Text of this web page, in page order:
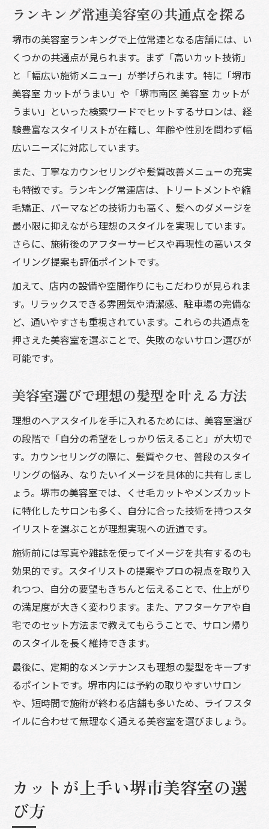
ランキング常連美容室の共通点を探る
堺市の美容室ランキングで上位常連となる店舗には、い
くつかの共通点が見られます。まず「高いカット技術」
と「幅広い施術メニュー」が挙げられます。特に「堺市
美容室 カットがうまい」や「堺市南区 美容室 カットが
うまい」といった検索ワードでヒットするサロンは、経
験豊富なスタイリストが在籍し、年齢や性別を問わず幅
広いニーズに対応しています。
また、丁寧なカウンセリングや髪質改善メニューの充実
も特徴です。ランキング常連店は、トリートメントや縮
毛矯正、パーマなどの技術力も高く、髪へのダメージを
最小限に抑えながら理想のスタイルを実現しています。
さらに、施術後のアフターサービスや再現性の高いスタ
イリング提案も評価ポイントです。
加えて、店内の設備や空間作りにもこだわりが見られま
す。リラックスできる雰囲気や清潔感、駐車場の完備な
ど、通いやすさも重視されています。これらの共通点を
押さえた美容室を選ぶことで、失敗のないサロン選びが
可能です。
美容室選びで理想の髪型を叶える方法
理想のヘアスタイルを手に入れるためには、美容室選び
の段階で「自分の希望をしっかり伝えること」が大切で
す。カウンセリングの際に、髪質やクセ、普段のスタイ
リングの悩み、なりたいイメージを具体的に共有しまし
ょう。堺市の美容室では、くせ毛カットやメンズカット
に特化したサロンも多く、自分に合った技術を持つスタ
イリストを選ぶことが理想実現への近道です。
施術前には写真や雑誌を使ってイメージを共有するのも
効果的です。スタイリストの提案やプロの視点を取り入
れつつ、自分の要望もきちんと伝えることで、仕上がり
の満足度が大きく変わります。また、アフターケアや自
宅でのセット方法まで教えてもらうことで、サロン帰り
のスタイルを長く維持できます。
最後に、定期的なメンテナンスも理想の髪型をキープす
るポイントです。堺市内には予約の取りやすいサロン
や、短時間で施術が終わる店舗も多いため、ライフスタ
イルに合わせて無理なく通える美容室を選びましょう。
カットが上手い堺市美容室の選
び方